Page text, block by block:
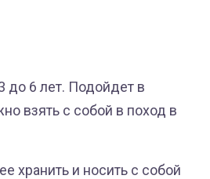
до 6 лет. Подойдет в
взять с собой в поход в
хранить и носить с собой